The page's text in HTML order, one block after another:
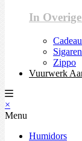
In
Zippo
Vuurwerk
×
Menu
Humidors